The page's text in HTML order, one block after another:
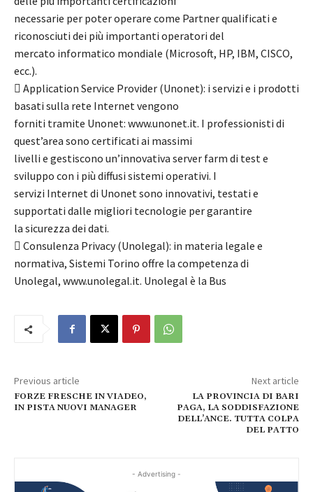
necessarie per poter operare come Partner qualificati e
riconosciuti dei più importanti operatori del
mercato informatico mondiale (Microsoft, HP, IBM, CISCO,
ecc.).
 Application Service Provider (Unonet): i servizi e i prodotti
basati sulla rete Internet vengono
forniti tramite Unonet: www.unonet.it. I professionisti di
quest’area sono certificati ai massimi
livelli e gestiscono un’innovativa server farm di test e
sviluppo con i più diffusi sistemi operativi. I
servizi Internet di Unonet sono innovativi, testati e
supportati dalle migliori tecnologie per garantire
la sicurezza dei dati.
 Consulenza Privacy (Unolegal): in materia legale e
normativa, Sistemi Torino offre la competenza di
Unolegal, www.unolegal.it. Unolegal è la Bus
Previous article
FORZE FRESCHE IN VIADEO,
IN PISTA NUOVI MANAGER
Next article
LA PROVINCIA DI BARI
PAGA, LA SODDISFAZIONE
DELL’ANCE. TUTTA COLPA
DEL PATTO
- Advertising -